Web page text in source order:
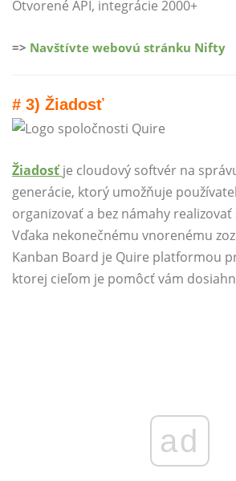
Otvorené API, integrácie 2000+
=> Navštívte webovú stránku Nifty
# 3) Žiadosť
Žiadosť je cloudový softvér na
generácie, ktorý umožňuje
organizovať a bez námahy
Vďaka nekonečnému vnorenému
Kanban Board je Quire platformou
ktorej cieľom je pomôcť vám
ad